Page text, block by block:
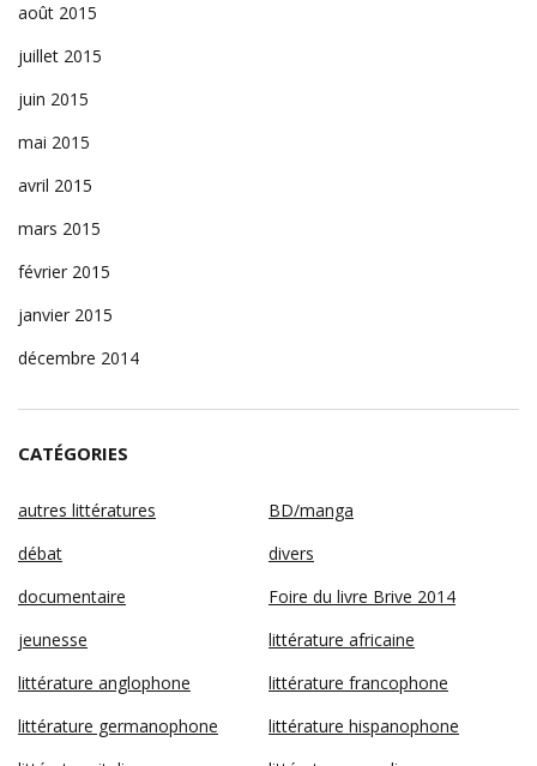
août 2015
juillet 2015
juin 2015
mai 2015
avril 2015
mars 2015
février 2015
janvier 2015
décembre 2014
CATÉGORIES
autres littératures
BD/manga
débat
divers
documentaire
Foire du livre Brive 2014
jeunesse
littérature africaine
littérature anglophone
littérature francophone
littérature germanophone
littérature hispanophone